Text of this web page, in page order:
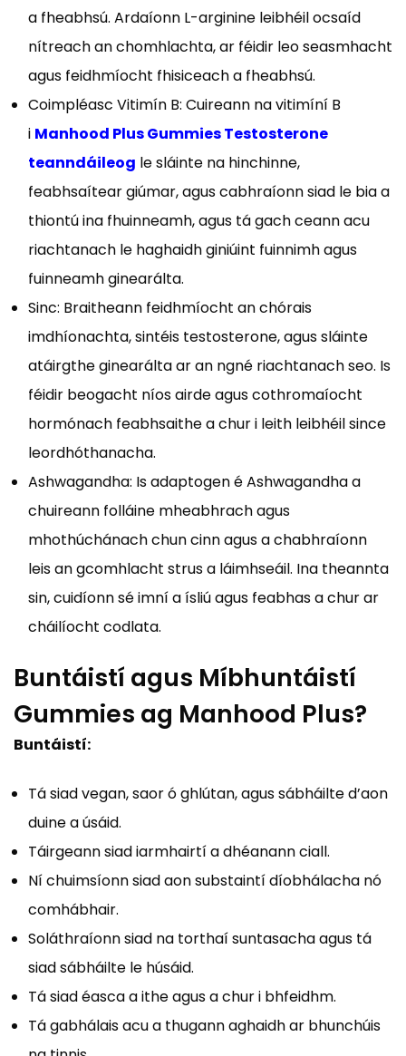
a fheabhsú. Ardaíonn L-arginine leibhéil ocsaíd
nítreach an chomhlachta, ar féidir leo seasmhacht
agus feidhmíocht fhisiceach a fheabhsú.
Coimpléasc Vitimín B: Cuireann na vitimíní B
i Manhood Plus Gummies Testosterone
teanndáileog le sláinte na hinchinne,
feabhsaítear giúmar, agus cabhraíonn siad le bia a
thiontú ina fhuinneamh, agus tá gach ceann acu
riachtanach le haghaidh giniúint fuinnimh agus
fuinneamh ginearálta.
Sinc: Braitheann feidhmíocht an chórais
imdhíonachta, sintéis testosterone, agus sláinte
atáirgthe ginearálta ar an ngné riachtanach seo. Is
féidir beogacht níos airde agus cothromaíocht
hormónach feabhsaithe a chur i leith leibhéil since
leordhóthanacha.
Ashwagandha: Is adaptogen é Ashwagandha a
chuireann folláine mheabhrach agus
mhothúchánach chun cinn agus a chabhraíonn
leis an gcomhlacht strus a láimhseáil. Ina theannta
sin, cuidíonn sé imní a ísliú agus feabhas a chur ar
cháilíocht codlata.
Buntáistí agus Míbhuntáistí
Gummies ag Manhood Plus?
Buntáistí:
Tá siad vegan, saor ó ghlútan, agus sábháilte d’aon
duine a úsáid.
Táirgeann siad iarmhairtí a dhéanann ciall.
Ní chuimsíonn siad aon substaintí díobhálacha nó
comhábhair.
Soláthraíonn siad na torthaí suntasacha agus tá
siad sábháilte le húsáid.
Tá siad éasca a ithe agus a chur i bhfeidhm.
Tá gabhálais acu a thugann aghaidh ar bhunchúis